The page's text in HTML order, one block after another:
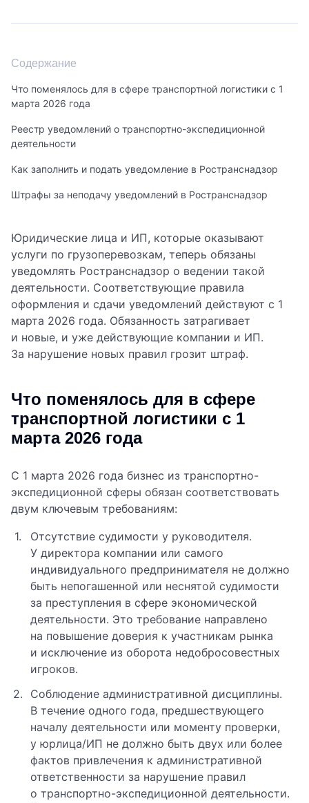
Содержание
Что поменялось для в сфере транспортной логистики с 1
марта 2026 года
Реестр уведомлений о транспортно-экспедиционной
деятельности
Как заполнить и подать уведомление в Ространснадзор
Штрафы за неподачу уведомлений в Ространснадзор
Юридические лица и ИП, которые оказывают
услуги по грузоперевозкам, теперь обязаны
уведомлять Ространснадзор о ведении такой
деятельности. Соответствующие правила
оформления и сдачи уведомлений действуют с 1
марта 2026 года. Обязанность затрагивает
и новые, и уже действующие компании и ИП.
За нарушение новых правил грозит штраф.
Что поменялось для в сфере
транспортной логистики с 1
марта 2026 года
С 1 марта 2026 года бизнес из транспортно-
экспедиционной сферы обязан соответствовать
двум ключевым требованиям:
Отсутствие судимости у руководителя.
У директора компании или самого
индивидуального предпринимателя не должно
быть непогашенной или неснятой судимости
за преступления в сфере экономической
деятельности. Это требование направлено
на повышение доверия к участникам рынка
и исключение из оборота недобросовестных
игроков.
Соблюдение административной дисциплины.
В течение одного года, предшествующего
началу деятельности или моменту проверки,
у юрлица/ИП не должно быть двух или более
фактов привлечения к административной
ответственности за нарушение правил
о транспортно-экспедиционной деятельности.